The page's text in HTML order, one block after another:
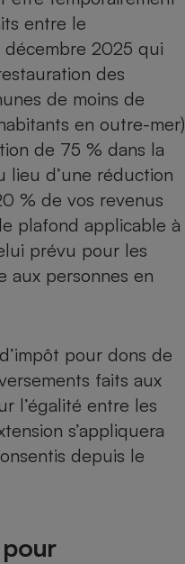
entre le
décembre 2025 qui
des
de moins de
en outre-mer)
de 75 % dans la
lieu d’une réduction
% de vos revenus
plafond applicable à
prévu pour les
aux personnes en
pour dons de
faits aux
l’égalité entre les
s’appliquera
depuis le
pour
Cafetière à expressos
Robot ménager